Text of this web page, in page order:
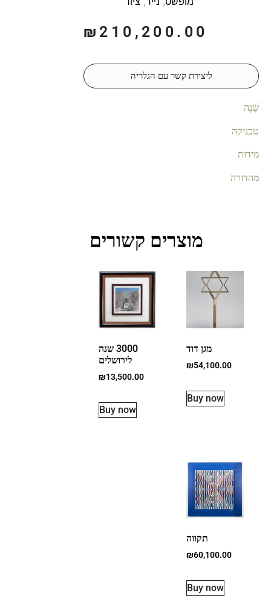
₪ 210,200.00
ליצירת קשר עם הגלריה
שָׁנָה
טכניקה
מידות
מהדורה
מוצרים קשורים
מגן דוד
₪54,100.00
Buy now
3000 שנה
לירושלים
₪13,500.00
Buy now
תקווה
₪60,100.00
Buy now